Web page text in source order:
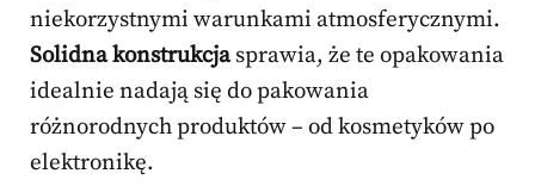
niekorzystnymi warunkami atmosferycznymi.
Solidna konstrukcjasprawia, że te opakowania
idealnie nadają się do pakowania
różnorodnych produktów – od kosmetyków po
elektronikę.